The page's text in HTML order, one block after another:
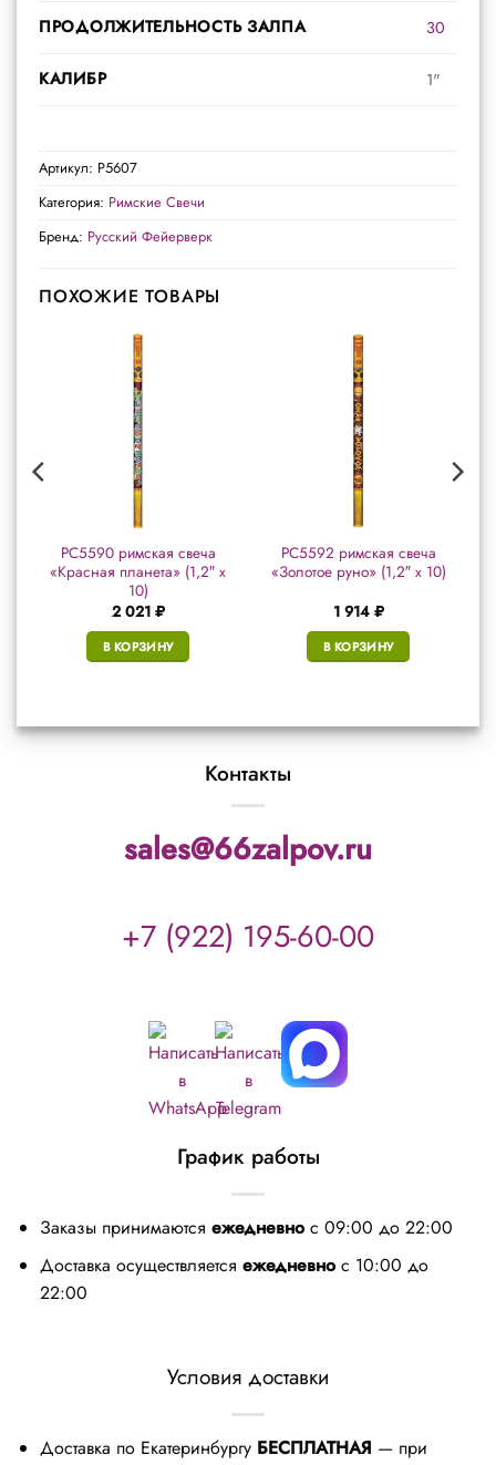
ПРОДОЛЖИТЕЛЬНОСТЬ ЗАЛПА 30
КАЛИБР 1"
Артикул: Р5607
Категория: Римские Свечи
Бренд: Русский Фейерверк
ПОХОЖИЕ ТОВАРЫ
РС5590 римская свеча
«Красная планета» (1,2″ х
10)
2 021 ₽
В КОРЗИНУ
РС5592 римская свеча
«Золотое руно» (1,2″ х 10)
1 914 ₽
В КОРЗИНУ
Контакты
sales@66zalpov.ru
+7 (922) 195-60-00
График работы
Заказы принимаются ежедневнос 09:00 до 22:00
Доставка осуществляется ежедневнос 10:00 до
22:00
Условия доставки
Доставка по Екатеринбургу БЕСПЛАТНАЯ — при